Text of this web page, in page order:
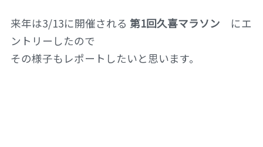
来年は3/13に開催される 第1回久喜マラソン にエ
ントリーしたので
その様子もレポートしたいと思います。